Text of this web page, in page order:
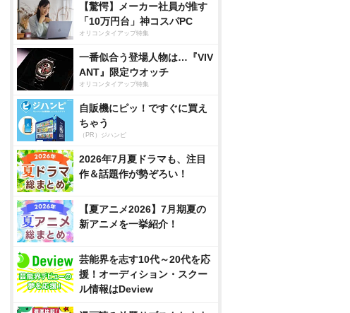
【驚愕】メーカー社員が推す
「10万円台」神コスパPC
オリコンタイアップ特集
一番似合う登場人物は…『VIV
ANT』限定ウオッチ
オリコンタイアップ特集
自販機にピッ！ですぐに買え
ちゃう
（PR）ジハンピ
2026年7月夏ドラマも、注目
作＆話題作が勢ぞろい！
【夏アニメ2026】7月期夏の
新アニメを一挙紹介！
芸能界を志す10代～20代を応
援！オーディション・スクー
ル情報はDeview